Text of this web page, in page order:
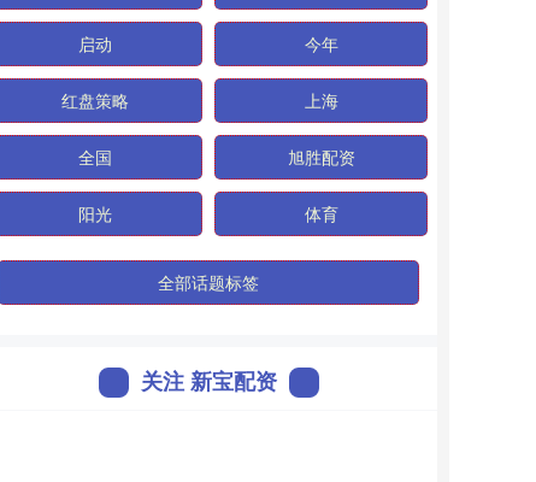
启动 今年
红盘策略 上海
全国 旭胜配资
阳光 体育
全部话题标签
关注 新宝配资